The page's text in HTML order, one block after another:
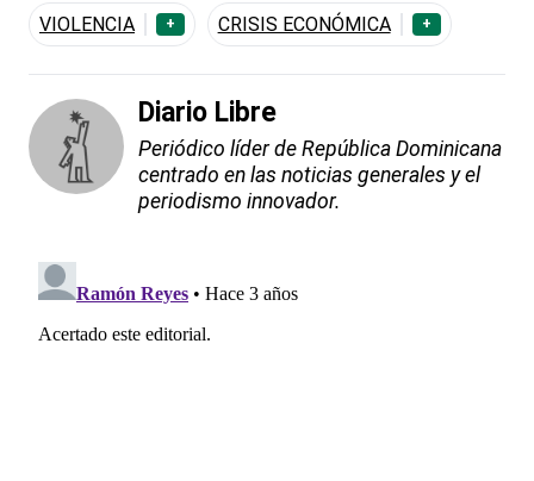
VIOLENCIA + CRISIS ECONÓMICA +
Diario Libre
Periódico líder de República Dominicana
centrado en las noticias generales y el
periodismo innovador.